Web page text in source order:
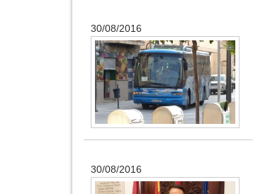
30/08/2016
30/08/2016